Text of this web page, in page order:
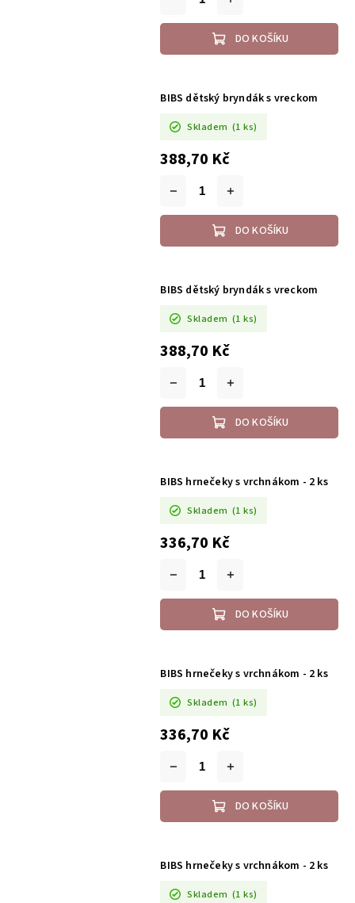
DO KOŠÍKU
BIBS dětský bryndák s vreckom
Skladem (1 ks)
388,70 Kč
DO KOŠÍKU
BIBS dětský bryndák s vreckom
Skladem (1 ks)
388,70 Kč
DO KOŠÍKU
BIBS hrnečeky s vrchnákom - 2 ks
Skladem (1 ks)
336,70 Kč
DO KOŠÍKU
BIBS hrnečeky s vrchnákom - 2 ks
Skladem (1 ks)
336,70 Kč
DO KOŠÍKU
BIBS hrnečeky s vrchnákom - 2 ks
Skladem (1 ks)